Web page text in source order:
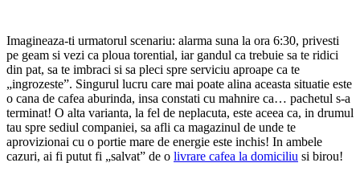
Imagineaza-ti urmatorul scenariu: alarma suna la ora 6:30, privesti
pe geam si vezi ca ploua torential, iar gandul ca trebuie sa te ridici
din pat, sa te imbraci si sa pleci spre serviciu aproape ca te
„ingrozeste”. Singurul lucru care mai poate alina aceasta situatie este
o cana de cafea aburinda, insa constati cu mahnire ca… pachetul s-a
terminat! O alta varianta, la fel de neplacuta, este aceea ca, in drumul
tau spre sediul companiei, sa afli ca magazinul de unde te
aprovizionai cu o portie mare de energie este inchis! In ambele
cazuri, ai fi putut fi „salvat” de o livrare cafea la domiciliu si birou!